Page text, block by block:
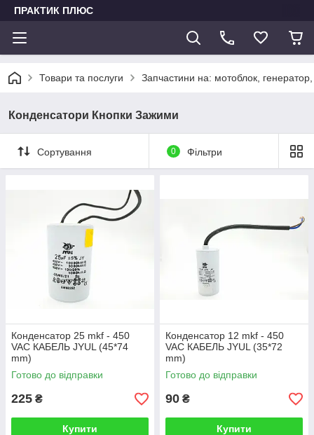
ПРАКТИК ПЛЮС
Товари та послуги Запчастини на: мотоблок,
Конденсатори Кнопки Зажими
Сортування 0 Фільтри
Конденсатор 25 mkf - 450
VAC КАБЕЛЬ JYUL (45*74
mm)
Готово до відправки
225 ₴
Купити
Конденсатор 12 mkf - 450
VAC КАБЕЛЬ JYUL (35*72
mm)
Готово до відправки
90 ₴
Купити